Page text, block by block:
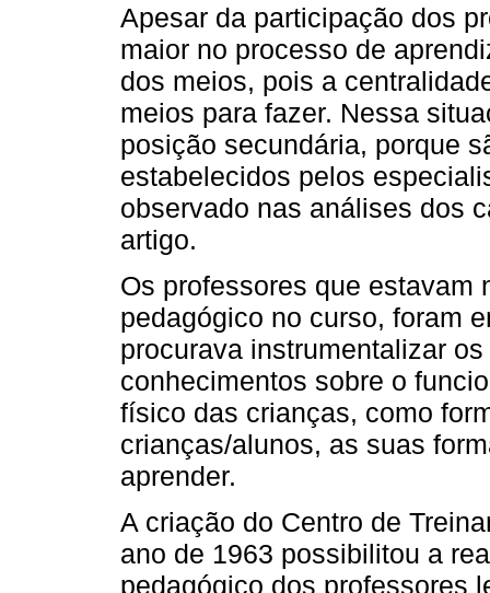
Apesar da participação dos
maior no processo de
dos meios, pois a
meios para fazer. Nessa
posição secundária, porque
estabelecidos pelos
observado nas análises dos
artigo.
Os professores que estavam
pedagógico no curso, foram
procurava instrumentalizar
conhecimentos sobre o
físico das crianças, como
crianças/alunos, as suas
aprender.
A criação do Centro de
ano de 1963 possibilitou a
pedagógico dos professores